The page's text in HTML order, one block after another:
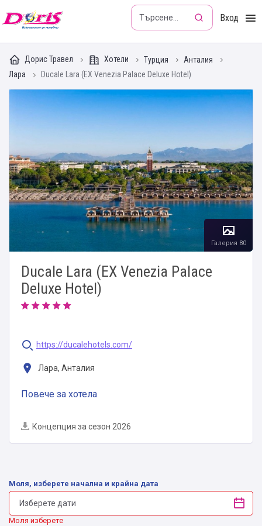
Doris - Изкушението да пътуваш Вход
Дорис Травел Хотели Турция
Анталия
Лара
Ducale Lara (EX Venezia Palace Deluxe Hotel)
Ducale Lara (EX Venezia Palace
Deluxe Hotel)
https://ducalehotels.com/
Лара, Анталия
Повече за хотела
Концепция за сезон 2026
Галерия 80
Моля, изберете начална и крайна дата
Моля изберете